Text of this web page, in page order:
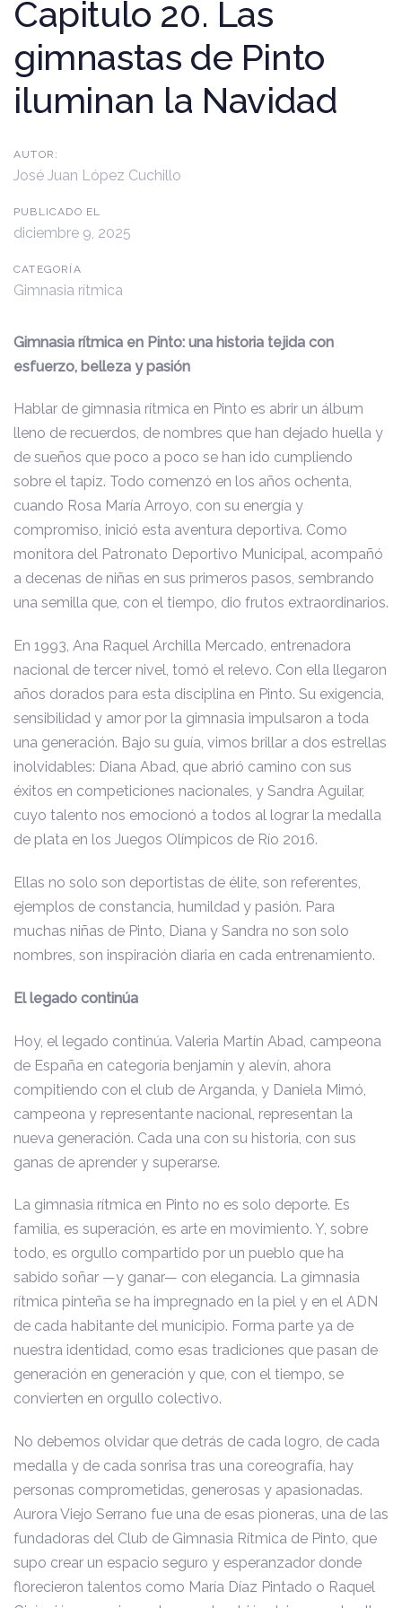
Capitulo 20. Las
gimnastas de Pinto
iluminan la Navidad
AUTOR:
José Juan López Cuchillo
PUBLICADO EL
diciembre 9, 2025
CATEGORÍA
Gimnasia rítmica
Gimnasia rítmica en Pinto: una historia tejida con
esfuerzo, belleza y pasión
Hablar de gimnasia rítmica en Pinto es abrir un álbum
lleno de recuerdos, de nombres que han dejado huella y
de sueños que poco a poco se han ido cumpliendo
sobre el tapiz. Todo comenzó en los años ochenta,
cuando Rosa María Arroyo, con su energía y
compromiso, inició esta aventura deportiva. Como
monitora del Patronato Deportivo Municipal, acompañó
a decenas de niñas en sus primeros pasos, sembrando
una semilla que, con el tiempo, dio frutos extraordinarios.
En 1993, Ana Raquel Archilla Mercado, entrenadora
nacional de tercer nivel, tomó el relevo. Con ella llegaron
años dorados para esta disciplina en Pinto. Su exigencia,
sensibilidad y amor por la gimnasia impulsaron a toda
una generación. Bajo su guía, vimos brillar a dos estrellas
inolvidables: Diana Abad, que abrió camino con sus
éxitos en competiciones nacionales, y Sandra Aguilar,
cuyo talento nos emocionó a todos al lograr la medalla
de plata en los Juegos Olímpicos de Río 2016.
Ellas no solo son deportistas de élite, son referentes,
ejemplos de constancia, humildad y pasión. Para
muchas niñas de Pinto, Diana y Sandra no son solo
nombres, son inspiración diaria en cada entrenamiento.
El legado continúa
Hoy, el legado continúa. Valeria Martín Abad, campeona
de España en categoría benjamín y alevín, ahora
compitiendo con el club de Arganda, y Daniela Mimó,
campeona y representante nacional, representan la
nueva generación. Cada una con su historia, con sus
ganas de aprender y superarse.
La gimnasia rítmica en Pinto no es solo deporte. Es
familia, es superación, es arte en movimiento. Y, sobre
todo, es orgullo compartido por un pueblo que ha
sabido soñar —y ganar— con elegancia. La gimnasia
rítmica pinteña se ha impregnado en la piel y en el ADN
de cada habitante del municipio. Forma parte ya de
nuestra identidad, como esas tradiciones que pasan de
generación en generación y que, con el tiempo, se
convierten en orgullo colectivo.
No debemos olvidar que detrás de cada logro, de cada
medalla y de cada sonrisa tras una coreografía, hay
personas comprometidas, generosas y apasionadas.
Aurora Viejo Serrano fue una de esas pioneras, una de las
fundadoras del Club de Gimnasia Rítmica de Pinto, que
supo crear un espacio seguro y esperanzador donde
florecieron talentos como María Díaz Pintado o Raquel